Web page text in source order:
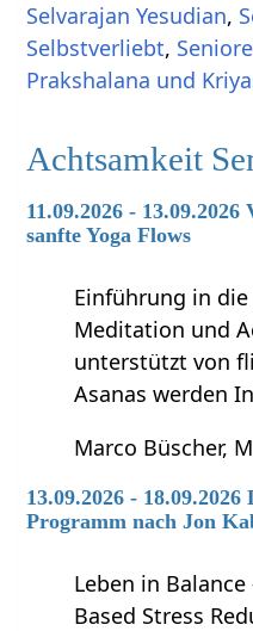
Selvarajan Yesudian,
Selbstverliebt,
Prakshalana und
Achtsamkeit
11.09.2026 -
sanfte Yoga Flows
Einführung in
Meditation und
unterstützt von
Asanas werden
Marco Büscher,
13.09.2026 -
Programm nach Jon
Leben in
Based Stress